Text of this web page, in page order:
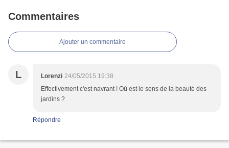
Commentaires
Ajouter un commentaire
L Lorenzi 24/05/2015 19:38
Effectivement c'est navrant ! Où est le sens de la beauté des
jardins ?
Répondre